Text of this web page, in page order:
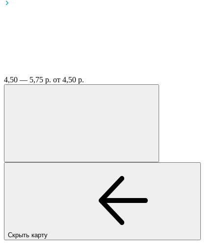
4,50 — 5,75 р. от 4,50 р.
Скрыть карту